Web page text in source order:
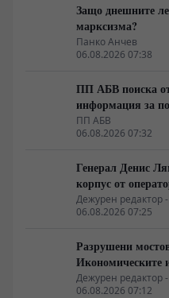
Защо днешните
марксизма?
Панко Анчев
06.08.2026 07:38
ПП АБВ поиска
информация за
чужди военни
ПП АБВ
06.08.2026 07:32
Генерал Денис
корпус от
Дежурен редактор
06.08.2026 07:25
Разрушени
Икономическите
руска въздушна
Дежурен редактор
06.08.2026 07:12